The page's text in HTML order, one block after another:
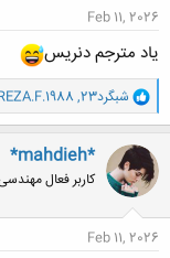
Feb 11, 2026
یاد مترجم دنریس
و
ا
ک
ن
ش
ه
ا
شبگرد23 ,
*mahdieh*
کاربر فعال
Feb 11, 2026